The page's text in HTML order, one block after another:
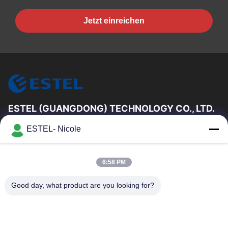
Jetzt einreichen
ESTEL (GUANGDONG) TECHNOLOGY CO., LTD.
Es ist nicht möglich, dass die Kommission in diesem Fall eine
Entscheidung über die Einführung einer neuen Regelung
Zu Hause
Neues
ESTEL- Nicole
6:58 PM
Good day, what product are you looking for?